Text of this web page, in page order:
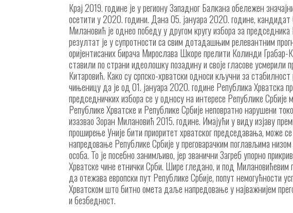
Крај 2019. године je у региону Западног Балкана обележен
осетити у 2020. години. Дана 05. јануара 2020. године,
Милановић је однео победу у другом кругу избора за
резултат је у супротности са свим дотадашњим релевантним
оријентисаних бирача Мирослава Шкоре прелити Колинди
ставили по страни идеолошку позадину и своје гласове усмерили
Китаровић. Како су српско-хрватски односи кључни за
чињеницу да је од 01. јануара 2020. године Република Хрватска
председничких избора се у односу на интересе Републике
Републике Хрватске и Републике Србије неповратно нарушени
изазвао Зоран Милановић 2015. године. Имајући у виду изјаву
проширење Уније бити приоритет хрватског председавања, може
напредовањe Републикe Србијe у преговарачким поглављима
особа. То је посебно занимљиво, јер званични Загреб упорно
Хрватске чине етнички Срби. Шире гледано, и под
да отежава европски пут Републике Србије, попут немогућности
Хрватском што битно омета даље напредовање у најважнијем
и безбедност.